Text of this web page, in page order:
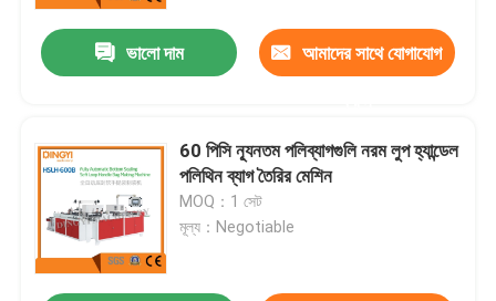
ভালো দাম আমাদের সাথে যোগাযোগ
60 পিসি ন্যূনতম পলিব্যাগগুলি নরম লুপ হ্যান্ডেল
পলিথিন ব্যাগ তৈরির মেশিন
MOQ：1 সেট
মূল্য：Negotiable